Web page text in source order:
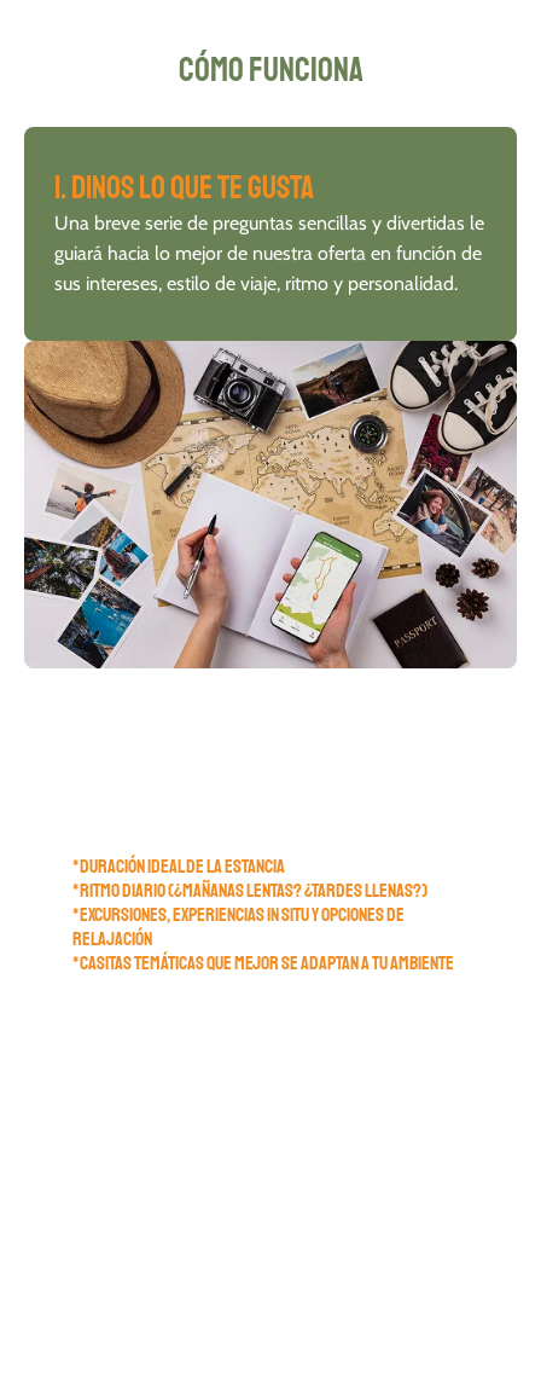
Cómo funciona
1. Dinos lo que te gusta
Una breve serie de preguntas sencillas y divertidas le
guiará hacia lo mejor de nuestra oferta en función de
sus intereses, estilo de viaje, ritmo y personalidad.
*DURACIÓN IDEAL DE LA ESTANCIA
*RITMO DIARIO (¿MAÑANAS LENTAS? ¿TARDES LLENAS?)
*EXCURSIONES, EXPERIENCIAS IN SITU Y OPCIONES DE
RELAJACIÓN
*CASITAS TEMÁTICAS QUE MEJOR SE ADAPTAN A TU AMBIENTE